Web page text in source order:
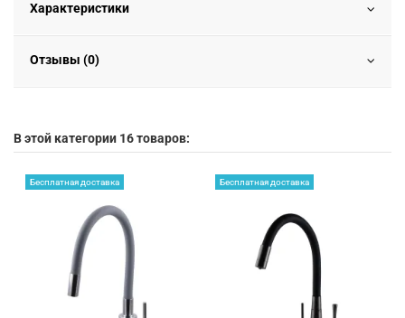
Характеристики
Отзывы (0)
В этой категории 16 товаров:
Бесплатная доставка Бесплатная доставка